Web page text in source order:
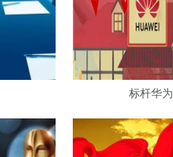
标杆华为